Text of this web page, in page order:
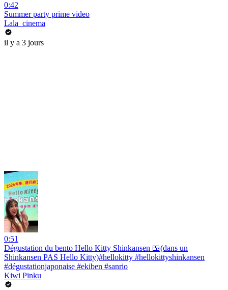
0:42
Summer party prime video
Lala_cinema
il y a 3 jours
0:51
Dégustation du bento Hello Kitty Shinkansen 🍱(dans un
Shinkansen PAS Hello Kitty)#hellokitty #hellokittyshinkansen
#dégustationjaponaise #ekiben #sanrio
Kiwi Pinku